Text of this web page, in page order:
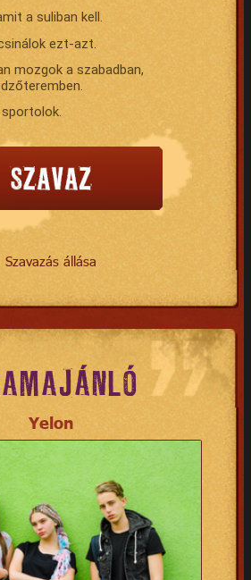
a suliban kell.
ezt-azt.
mozgok a szabadban,
Szavazás állása
Yelon